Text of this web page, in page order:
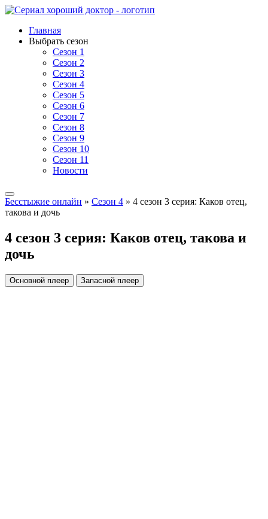
Главная
Выбрать сезон
Сезон 1
Сезон 2
Сезон 3
Сезон 4
Сезон 5
Сезон 6
Сезон 7
Сезон 8
Сезон 9
Сезон 10
Сезон 11
Новости
Бесстыжие онлайн » Сезон 4 » 4 сезон 3 серия: Каков отец,
такова и дочь
4 сезон 3 серия: Каков отец, такова и
дочь
Основной плеер Запасной плеер